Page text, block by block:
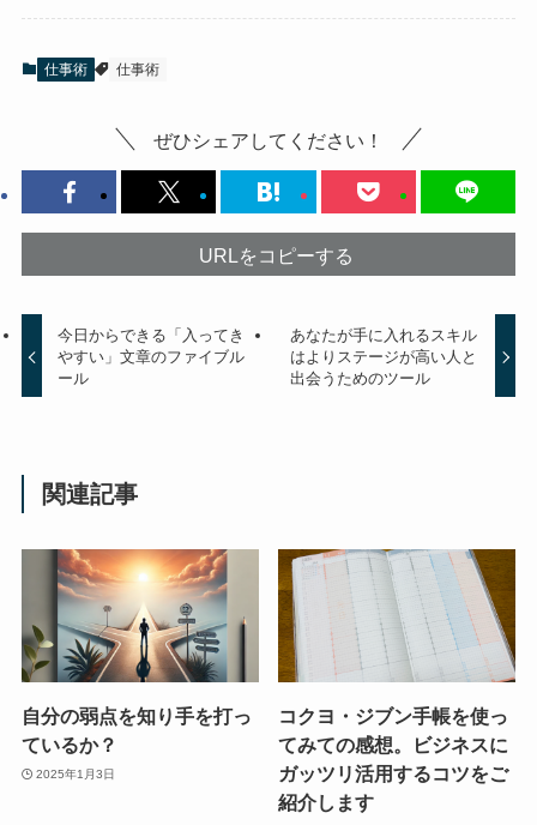
仕事術 仕事術
ぜひシェアしてください！
URLをコピーする
今日からできる「入ってき
やすい」文章のファイブル
ール
あなたが手に入れるスキル
はよりステージが高い人と
出会うためのツール
関連記事
自分の弱点を知り手を打っ
ているか？
2025年1月3日
コクヨ・ジブン手帳を使っ
てみての感想。ビジネスに
ガッツリ活用するコツをご
紹介します